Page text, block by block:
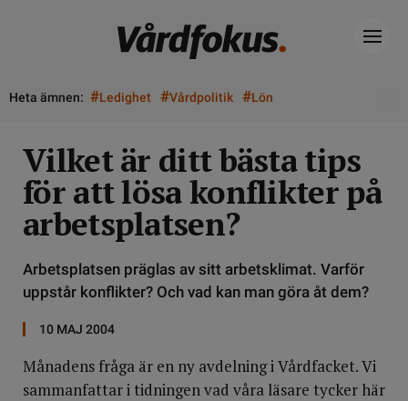
Heta ämnen: #Ledighet #Vårdpolitik #Lön
Vilket är ditt bästa tips
för att lösa konflikter på
arbetsplatsen?
Arbetsplatsen präglas av sitt arbetsklimat. Varför
uppstår konflikter? Och vad kan man göra åt dem?
10 MAJ 2004
Månadens fråga är en ny avdelning i Vårdfacket. Vi
sammanfattar i tidningen vad våra läsare tycker här